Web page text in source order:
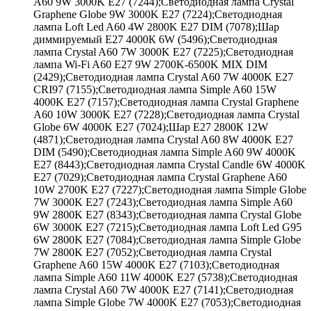
Graphene Globe 9W 3000K E27 (7224);Светодиодная
лампа Loft Led A60 4W 2800K E27 DIM (7078);Шар
диммируемый Е27 4000К 6W (5496);Светодиодная
лампа Crystal A60 7W 3000K E27 (7225);Светодиодная
лампа Wi-Fi A60 E27 9W 2700K-6500K MIX DIM
(2429);Светодиодная лампа Crystal A60 7W 4000K E27
CRI97 (7155);Светодиодная лампа Simple A60 15W
4000K E27 (7157);Светодиодная лампа Crystal Graphene
A60 10W 3000K E27 (7228);Светодиодная лампа Crystal
Globe 6W 4000K E27 (7024);Шар Е27 2800К 12W
(4871);Светодиодная лампа Crystal A60 8W 4000K E27
DIM (5490);Светодиодная лампа Simple A60 9W 4000K
E27 (8443);Светодиодная лампа Crystal Candle 6W 4000K
E27 (7029);Светодиодная лампа Crystal Graphene A60
10W 2700K E27 (7227);Светодиодная лампа Simple Globe
7W 3000K E27 (7243);Светодиодная лампа Simple A60
9W 2800K E27 (8343);Светодиодная лампа Crystal Globe
6W 3000K E27 (7215);Светодиодная лампа Loft Led G95
6W 2800K E27 (7084);Светодиодная лампа Simple Globe
7W 2800K E27 (7052);Светодиодная лампа Crystal
Graphene A60 15W 4000K E27 (7103);Светодиодная
лампа Simple A60 11W 4000K E27 (5738);Светодиодная
лампа Crystal A60 7W 4000K E27 (7141);Светодиодная
лампа Simple Globe 7W 4000K E27 (7053);Светодиодная